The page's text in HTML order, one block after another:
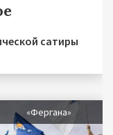
сатиры
«Фергана»